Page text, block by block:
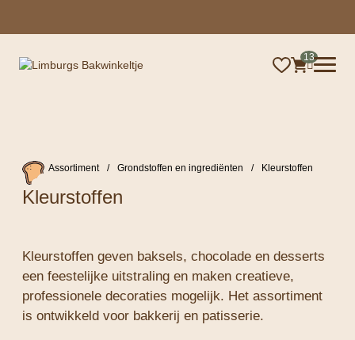
13
Assortiment / Grondstoffen en ingrediënten / Kleurstoffen
Kleurstoffen
Kleurstoffen geven baksels, chocolade en desserts
een feestelijke uitstraling en maken creatieve,
professionele decoraties mogelijk. Het assortiment
is ontwikkeld voor bakkerij en patisserie.